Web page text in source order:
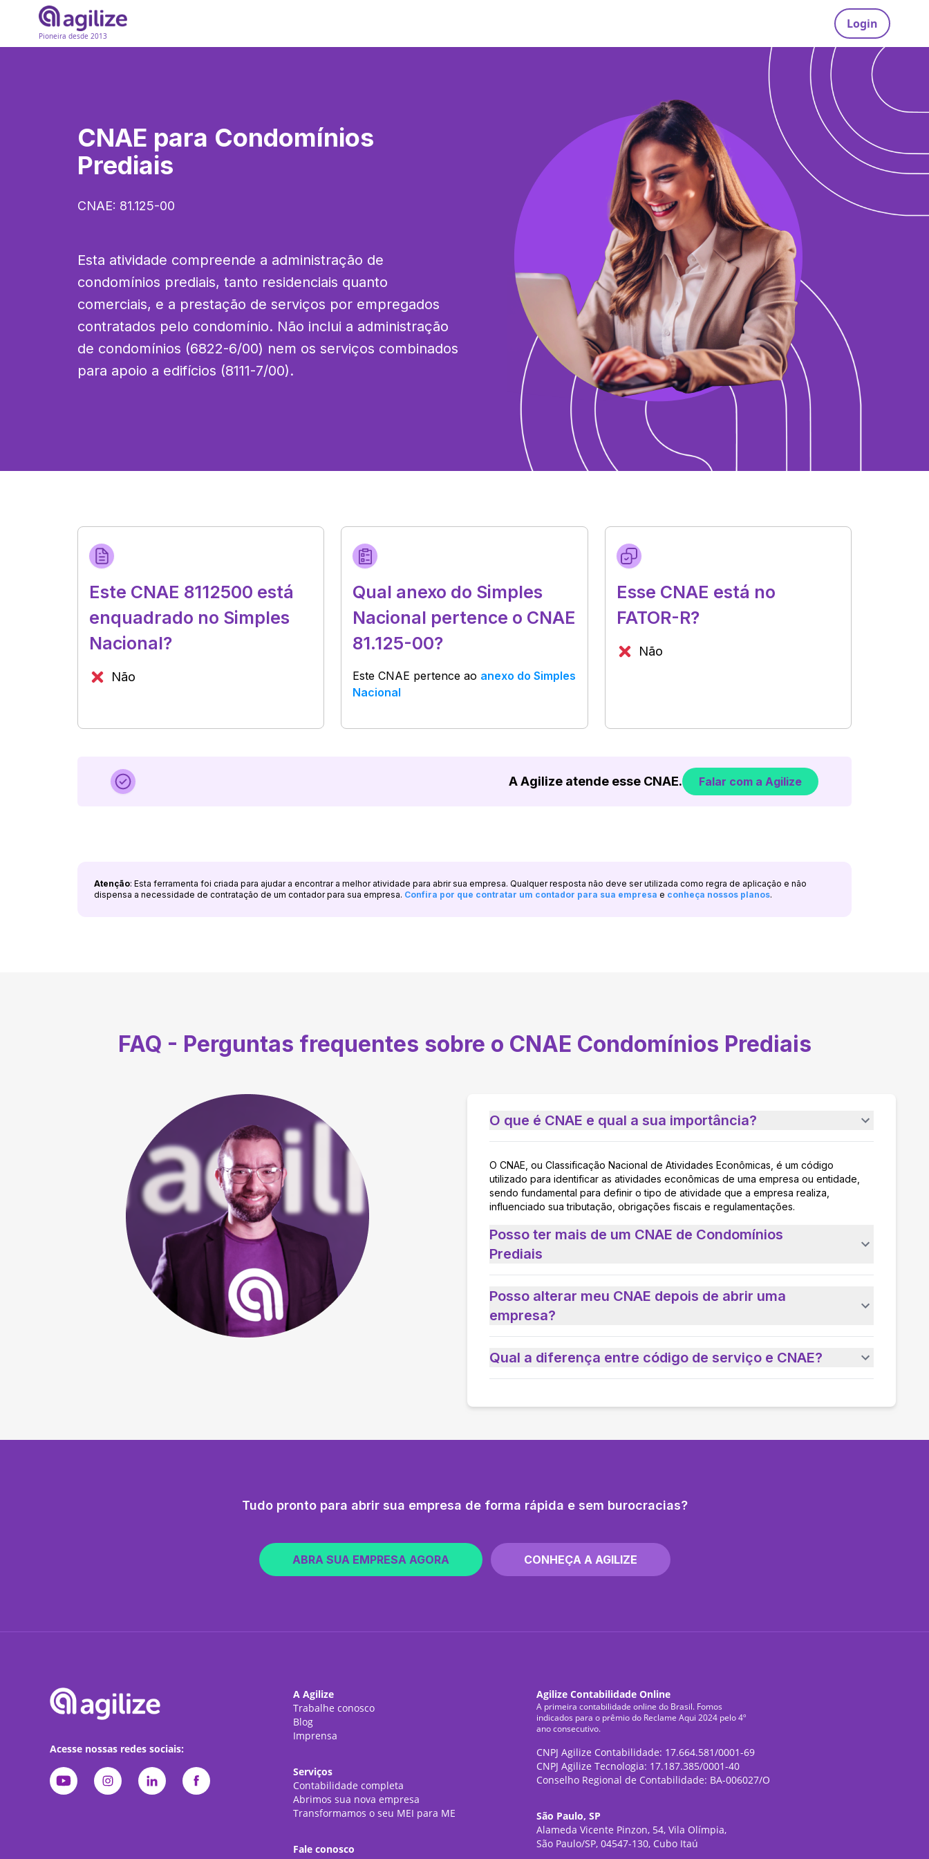
Pioneira desde 2013
Login
CNAE para Condomínios
Prediais
CNAE: 81.125-00
Esta atividade compreende a administração de
condomínios prediais, tanto residenciais quanto
comerciais, e a prestação de serviços por empregados
contratados pelo condomínio. Não inclui a administração
de condomínios (6822-6/00) nem os serviços combinados
para apoio a edifícios (8111-7/00).
Este CNAE 8112500 está
enquadrado no Simples
Nacional?
Não
Qual anexo do Simples
Nacional pertence o CNAE
81.125-00?
Este CNAE pertence ao anexo do Simples
Nacional
Esse CNAE está no
FATOR-R?
Não
A Agilize atende esse CNAE. Falar com a Agilize
Atenção: Esta ferramenta foi criada para ajudar a encontrar a melhor atividade para abrir sua empresa. Qualquer resposta não deve ser utilizada como regra de aplicação e não
dispensa a necessidade de contratação de um contador para sua empresa. Confira por que contratar um contador para sua empresa e conheça nossos planos.
FAQ - Perguntas frequentes sobre o CNAE Condomínios Prediais
O que é CNAE e qual a sua importância?
O CNAE, ou Classificação Nacional de Atividades Econômicas, é um código
utilizado para identificar as atividades econômicas de uma empresa ou entidade,
sendo fundamental para definir o tipo de atividade que a empresa realiza,
influenciado sua tributação, obrigações fiscais e regulamentações.
Posso ter mais de um CNAE de Condomínios
Prediais
Posso alterar meu CNAE depois de abrir uma
empresa?
Qual a diferença entre código de serviço e CNAE?
Tudo pronto para abrir sua empresa de forma rápida e sem burocracias?
ABRA SUA EMPRESA AGORA CONHEÇA A AGILIZE
Acesse nossas redes sociais:
A Agilize
Trabalhe conosco
Blog
Imprensa
Serviços
Contabilidade completa
Abrimos sua nova empresa
Transformamos o seu MEI para ME
Fale conosco
Agilize Contabilidade Online
A primeira contabilidade online do Brasil. Fomos
indicados para o prêmio do Reclame Aqui 2024 pelo 4º
ano consecutivo.
CNPJ Agilize Contabilidade: 17.664.581/0001-69
CNPJ Agilize Tecnologia: 17.187.385/0001-40
Conselho Regional de Contabilidade: BA-006027/O
São Paulo, SP
Alameda Vicente Pinzon, 54, Vila Olímpia,
São Paulo/SP, 04547-130, Cubo Itaú